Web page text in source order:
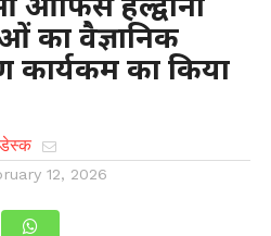
का वैज्ञानिक
कार्यकम का किया
12, 2026